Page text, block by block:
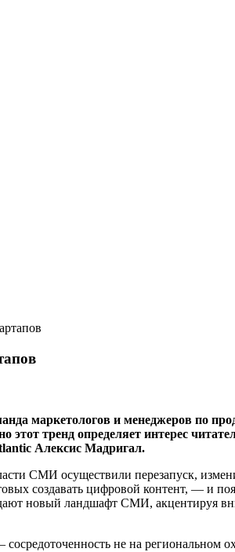
маркетологов и менеджеров по
тренд определяет интерес
Алексис Мадригал.
СМИ осуществили перезапуск,
создавать цифровой контент, — и
новый ландшафт СМИ, акцентируя
не на региональном